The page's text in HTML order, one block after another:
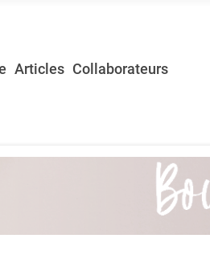
Articles Collaborateurs